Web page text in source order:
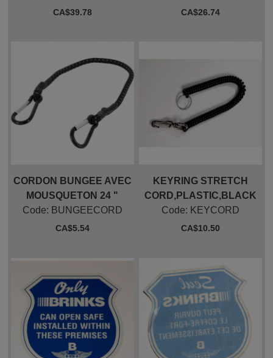
CA$39.78 CA$26.74
CORDON BUNGEE AVEC
MOUSQUETON 24 "
Code: BUNGEECORD
CA$5.54
KEYRING STRETCH
CORD,PLASTIC,BLACK
Code: KEYCORD
CA$10.50